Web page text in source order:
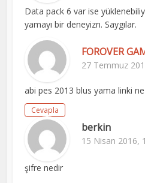
Data pack 6 var ise
yamayı bir deneyizn. Saygılar.
FOROVER
27 Temmuz
abi pes 2013 blus yama linki
Cevapla
berkin
15 Nisan 2016,
şifre nedir